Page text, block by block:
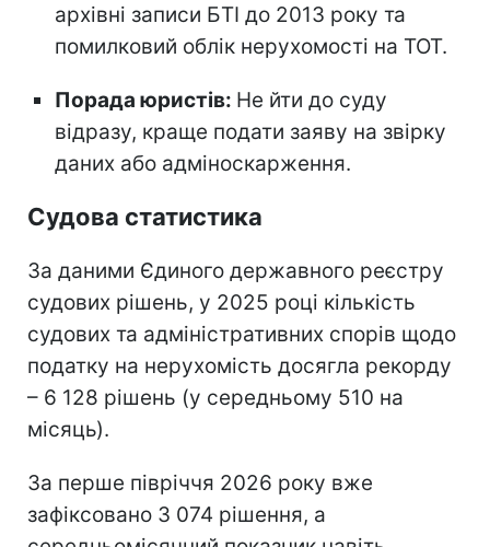
архівні записи БТІ до 2013 року та
помилковий облік нерухомості на ТОТ.
Порада юристів: Не йти до суду
відразу, краще подати заяву на звірку
даних або адміноскарження.
Судова статистика
За даними Єдиного державного реєстру
судових рішень, у 2025 році кількість
судових та адміністративних спорів щодо
податку на нерухомість досягла рекорду
– 6 128 рішень (у середньому 510 на
місяць).
За перше півріччя 2026 року вже
зафіксовано 3 074 рішення, а